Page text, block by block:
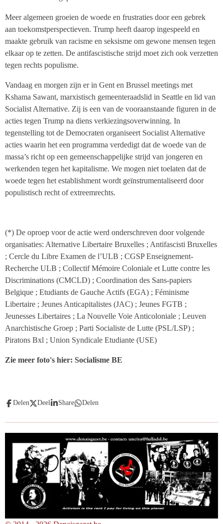
Meer algemeen groeien de woede en frustraties door een gebrek
aan toekomstperspectieven. Trump heeft daarop ingespeeld en
maakte gebruik van racisme en seksisme om gewone mensen tegen
elkaar op te zetten. De antifascistische strijd moet zich ook verzetten
tegen rechts populisme.
Vandaag en morgen zijn er in Gent en Brussel meetings met
Kshama Sawant, marxistisch gemeenteraadslid in Seattle en lid van
Socialist Alternative. Zij is een van de vooraanstaande figuren in de
acties tegen Trump na diens verkiezingsoverwinning. In
tegenstelling tot de Democraten organiseert Socialist Alternative
acties waarin het een programma verdedigt dat de woede van de
massa’s richt op een gemeenschappelijke strijd van jongeren en
werkenden tegen het kapitalisme. We mogen niet toelaten dat de
woede tegen het establishment wordt geïnstrumentaliseerd door
populistisch recht of extreemrechts.
(*) De oproep voor de actie werd onderschreven door volgende
organisaties: Alternative Libertaire Bruxelles ; Antifascisti Bruxelles
; Cercle du Libre Examen de l’ULB ; CGSP Enseignement-
Recherche ULB ; Collectif Mémoire Coloniale et Lutte contre les
Discriminations (CMCLD) ; Coordination des Sans-papiers
Belgique ; Etudiants de Gauche Actifs (EGA) ; Féminisme
Libertaire ; Jeunes Anticapitalistes (JAC) ; Jeunes FGTB ;
Jeunesses Libertaires ; La Nouvelle Voie Anticoloniale ; Leuven
Anarchistische Groep ; Parti Socialiste de Lutte (PSL/LSP) ;
Piratons Bxl ; Union Syndicale Etudiante (USE)
Zie meer foto's hier: Socialisme BE
Delen Deel Share Delen